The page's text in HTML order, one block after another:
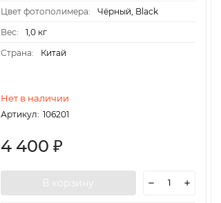
Цвет фотополимера:
Чёрный, Black
Вес:
1,0 кг
Страна:
Китай
Нет в наличии
Артикул: 106201
4 400 ₽
В корзину